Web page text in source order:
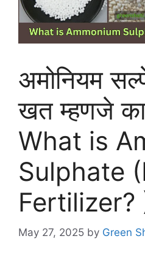
अमोनियम
खत म्हणजे
What is
Sulphate
Fertilizer?
May 27, 2025 by Green